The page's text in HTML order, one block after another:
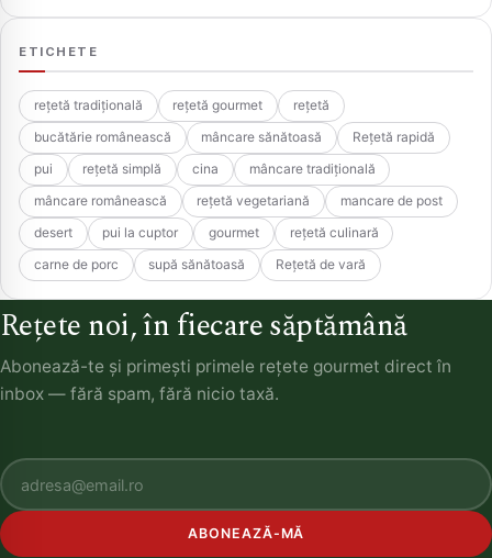
ETICHETE
rețetă tradițională rețetă gourmet
rețetă
bucătărie românească
mâncare sănătoasă
Rețetă rapidă
pui
rețetă simplă cina
mâncare tradițională
mâncare românească
rețetă vegetariană
mancare de post
desert
pui la cuptor gourmet
rețetă culinară
carne de porc
supă sănătoasă Rețetă de vară
Rețete noi, în fiecare săptămână
Abonează-te și primești primele rețete gourmet direct în
inbox — fără spam, fără nicio taxă.
ABONEAZĂ-MĂ